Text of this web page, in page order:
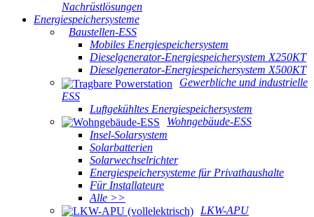
Nachrüstlösungen
Energiespeichersysteme
Baustellen-ESS
Mobiles Energiespeichersystem
Dieselgenerator-Energiespeichersystem X250KT
Dieselgenerator-Energiespeichersystem X500KT
Gewerbliche und industrielle
ESS
Luftgekühltes Energiespeichersystem
Wohngebäude-ESS
Insel-Solarsystem
Solarbatterien
Solarwechselrichter
Energiespeichersysteme für Privathaushalte
Für Installateure
Alle >>
LKW-APU